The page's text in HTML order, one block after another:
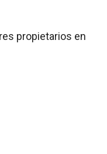
propietarios en